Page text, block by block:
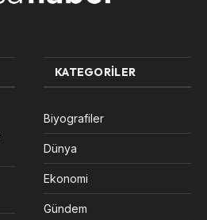
KATEGORILER
Biyografiler
Dünya
Ekonomi
Gündem